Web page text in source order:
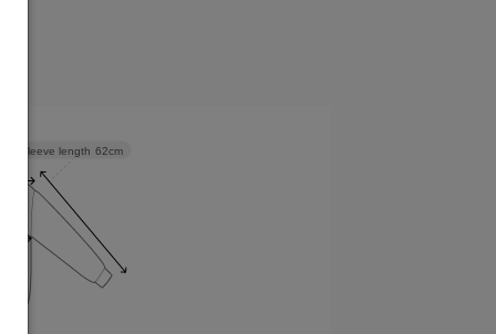
Sleeve length 62cm